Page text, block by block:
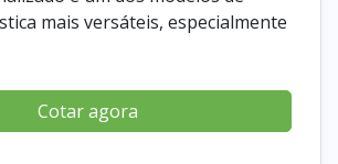
mais versáteis, especialmente
Cotar agora